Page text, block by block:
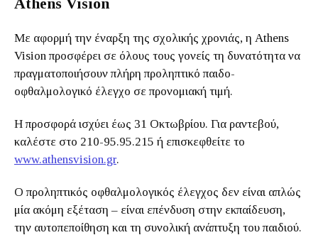
Με αφορμή την έναρξη της σχολικής χρονιάς, η Athens
Vision προσφέρει σε όλους τους γονείς τη δυνατότητα να
πραγματοποιήσουν πλήρη προληπτικό παιδο-
οφθαλμολογικό έλεγχο σε προνομιακή τιμή.
Η προσφορά ισχύει έως 31 Οκτωβρίου. Για ραντεβού,
καλέστε στο 210-95.95.215 ή επισκεφθείτε το
www.athensvision.gr.
Ο προληπτικός οφθαλμολογικός έλεγχος δεν είναι απλώς
μία ακόμη εξέταση – είναι επένδυση στην εκπαίδευση,
την αυτοπεποίθηση και τη συνολική ανάπτυξη του παιδιού.